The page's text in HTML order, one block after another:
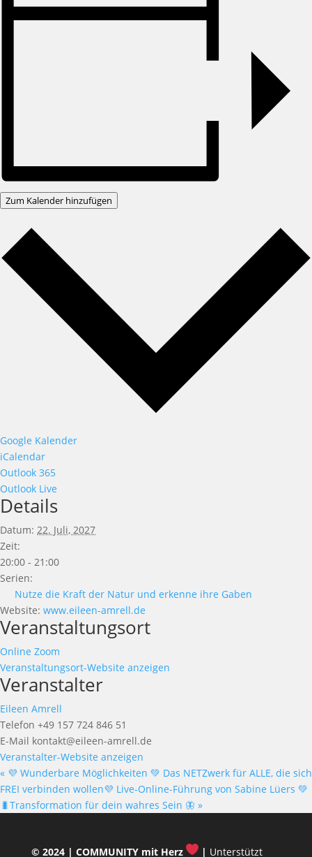
Zum Kalender hinzufügen
Google Kalender
iCalendar
Outlook 365
Outlook Live
Details
Datum: 22. Juli, 2027
Zeit:
20:00 - 21:00
Serien:
Nutze die Kraft der Natur und erkenne ihre Gaben
Website: www.eileen-amrell.de
Veranstaltungsort
Online Zoom
Veranstaltungsort-Website anzeigen
Veranstalter
Eileen Amrell
Telefon +49 157 724 846 51
E-Mail kontakt@eileen-amrell.de
Veranstalter-Website anzeigen
« 💜 Wunderbare Möglichkeiten 💚 Das NETZwerk für ALLE, die sich
FREI verbinden wollen💜 Live-Online-Führung von Sabine Lüers 💚
🐛Transformation für dein wahres Sein 🦋 »
© 2024 | COMMUNITY mit Herz | Unterstützt